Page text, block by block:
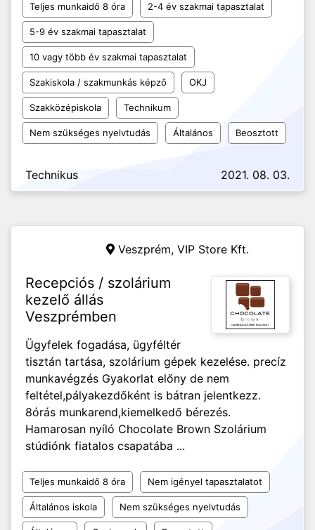
Teljes munkaidő 8 óra 2-4 év szakmai tapasztalat
5-9 év szakmai tapasztalat
10 vagy több év szakmai tapasztalat
Szakiskola / szakmunkás képző OKJ
Szakközépiskola Technikum
Nem szükséges nyelvtudás Általános Beosztott
Technikus 2021. 08. 03.
Veszprém, VIP Store Kft.
Recepciós / szolárium
kezelő állás
Veszprémben
Ügyfelek fogadása, ügyféltér
tisztán tartása, szolárium gépek kezelése. precíz
munkavégzés Gyakorlat előny de nem
feltétel,pályakezdőként is bátran jelentkezz.
8órás munkarend,kiemelkedő bérezés.
Hamarosan nyíló Chocolate Brown Szolárium
stúdiónk fiatalos csapatába ...
Teljes munkaidő 8 óra Nem igényel tapasztalatot
Általános iskola Nem szükséges nyelvtudás